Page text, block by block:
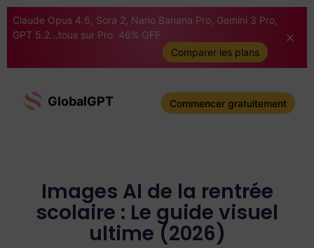
Claude Opus 4.6, Sora 2, Nano Banana Pro, Gemini 3 Pro,
GPT 5.2...tous sur Pro. 46% OFF
Comparer les plans
GlobalGPT Commencer gratuitement
Images AI de la rentrée
scolaire : Le guide visuel
ultime (2026)